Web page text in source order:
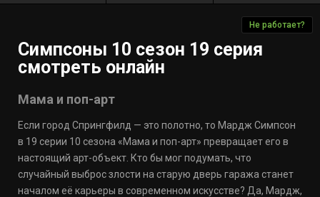
Не работает?
Симпсоны 10 сезон 19 серия
смотреть онлайн
Мама и поп-арт
Если город Спрингфилд — это полотно, то Мардж Симпсон
в 19 серии 10 сезона «Мама и поп-арт» превращает его в
настоящий арт-объект. Кто бы мог подумать, что
случайный выброс злости на старую дверь гаража станет
началом её карьеры в современном искусстве? Да, Мардж,